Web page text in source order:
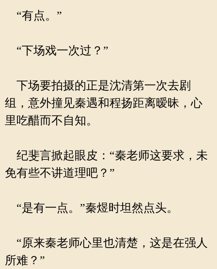
“有点。”
“下场戏一次过？”
下场要拍摄的正是沈清第一次去剧
组，意外撞见秦遇和程扬距离暧昧，心
里吃醋而不自知。
纪斐言掀起眼皮：“秦老师这要求，未
免有些不讲道理吧？”
“是有一点。”秦煜时坦然点头。
“原来秦老师心里也清楚，这是在强人
所难？”